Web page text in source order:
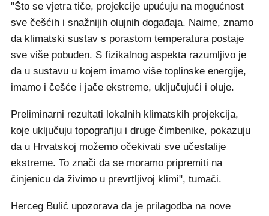
"Što se vjetra tiče, projekcije upućuju na mogućnost
sve češćih i snažnijih olujnih događaja. Naime, znamo
da klimatski sustav s porastom temperatura postaje
sve više pobuđen. S fizikalnog aspekta razumljivo je
da u sustavu u kojem imamo više toplinske energije,
imamo i češće i jače ekstreme, uključujući i oluje.
Preliminarni rezultati lokalnih klimatskih projekcija,
koje uključuju topografiju i druge čimbenike, pokazuju
da u Hrvatskoj možemo očekivati sve učestalije
ekstreme. To znači da se moramo pripremiti na
činjenicu da živimo u prevrtljivoj klimi", tumači.
Herceg Bulić upozorava da je prilagodba na nove